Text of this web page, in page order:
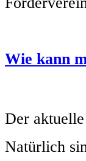
Wie kann
Der aktuelle
Natürlich